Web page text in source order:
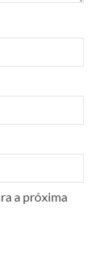
a próxima